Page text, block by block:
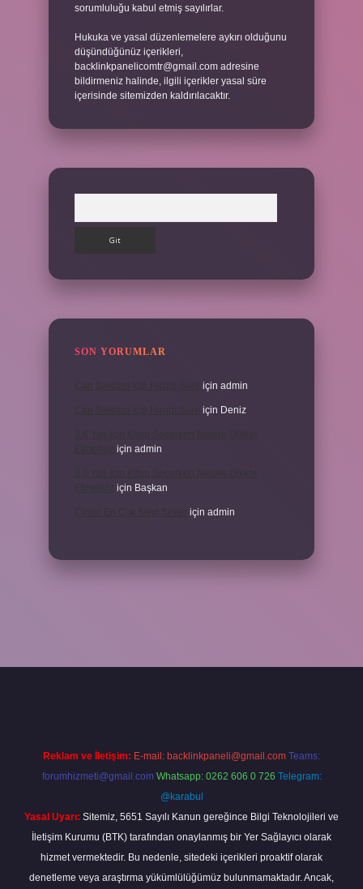
sorumluluğu kabul etmiş sayılırlar.
Hukuka ve yasal düzenlemelere aykırı olduğunu
düşündüğünüz içerikleri,
backlinkpanelicomtr@gmail.com adresine
bildirmeniz halinde, ilgili içerikler yasal süre
içerisinde sitemizden kaldırılacaktır.
SON YORUMLAR
için admin
için Deniz
için admin
için Başkan
için admin
Reklam ve İletişim: E-mail: backlinkpaneli@gmail.com Teams:
forumhizmeti@gmail.com Whatsapp: 0262 606 0 726 Telegram:
@karabul
Yasal Uyarı: Sitemiz, 5651 Sayılı Kanun gereğince Bilgi Teknolojileri ve
İletişim Kurumu (BTK) tarafından onaylanmış bir Yer Sağlayıcı olarak
hizmet vermektedir. Bu nedenle, sitedeki içerikleri proaktif olarak
denetleme veya araştırma yükümlülüğümüz bulunmamaktadır. Ancak,